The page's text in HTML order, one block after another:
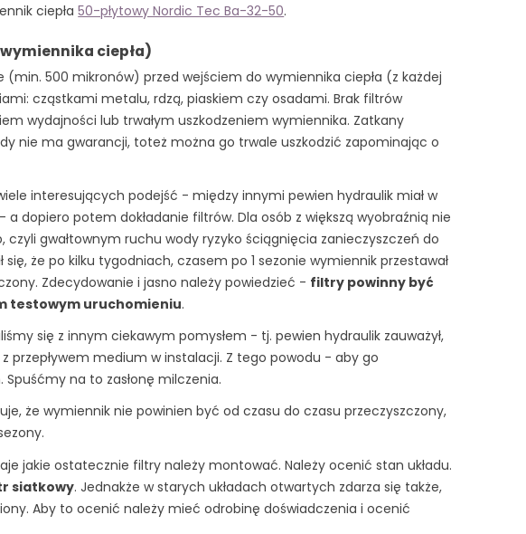
ciepła50-płytowy Nordic Tec Ba-32-50.
ciepła)
500 mikronów) przed wejściem do wymiennika ciepła (z każdej
cząstkami metalu, rdzą, piaskiem czy osadami. Brak filtrów
wydajności lub trwałym uszkodzeniem wymiennika. Zatkany
nie ma gwarancji, toteż można go trwale uszkodzić zapominając o
interesujących podejść - między innymi pewien hydraulik miał w
dopiero potem dokładanie filtrów. Dla osób z większą wyobraźnią nie
czyli gwałtownym ruchu wody ryzyko ściągnięcia zanieczyszczeń do
że po kilku tygodniach, czasem po 1 sezonie wymiennik przestawał
Zdecydowanie i jasno należy powiedzieć - filtry powinny być
testowym uruchomieniu.
się z innym ciekawym pomysłem - tj. pewien hydraulik zauważył,
z przepływem medium w instalacji. Z tego powodu - aby go
na to zasłonę milczenia.
że wymiennik nie powinien być od czasu do czasu przeczyszczony,
jakie ostatecznie filtry należy montować. Należy ocenić stan układu.
siatkowy. Jednakże w starych układach otwartych zdarza się także,
Aby to ocenić należy mieć odrobinę doświadczenia i ocenić